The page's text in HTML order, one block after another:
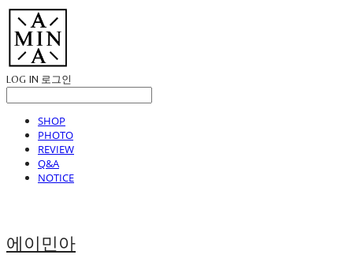
LOG IN 로그인
SHOP
PHOTO
REVIEW
Q&A
NOTICE
에이민아